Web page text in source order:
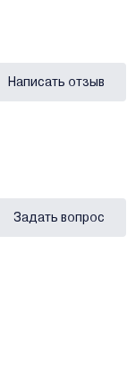
Написать отзыв
Задать вопрос